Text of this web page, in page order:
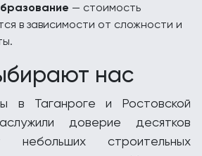
— стоимость
в зависимости от сложности и
нас
в Таганроге и Ростовской
доверие десятков
небольших строительных